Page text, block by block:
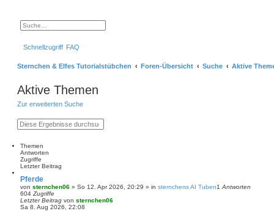
t
e
Schnellzugriff FAQ
Sternchen & Elfes Tutorialstübchen Foren-Übersicht Suche Aktive
Aktive Themen
Zur erweiterten Suche
S
u
E
r
S
Themen
Antworten
Zugriffe
Letzter Beitrag
Pferde
von sternchen06 » So 12. Apr 2026, 20:29 » in sternchens AI Tuben1 Antworten
604 Zugriffe
Letzter Beitrag von sternchen06
Sa 8. Aug 2026, 22:08